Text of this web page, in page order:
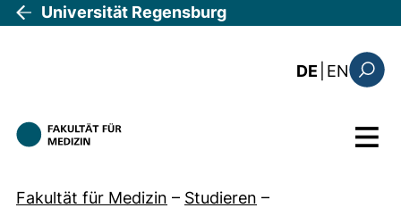
Direkt zum Inhalt
Universität Regensburg
DE EN: the
Menü
Fakultät für Medizin – Studieren –